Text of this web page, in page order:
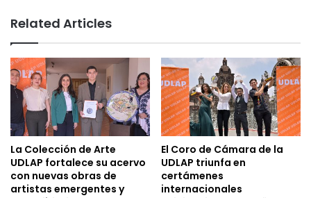
Related Articles
La Colección de Arte
UDLAP fortalece su acervo
con nuevas obras de
artistas emergentes y
El Coro de Cámara de la
UDLAP triunfa en
certámenes
internacionales